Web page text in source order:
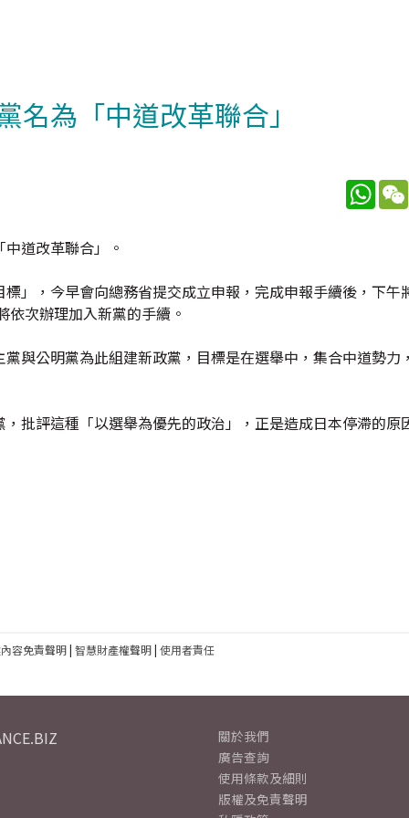
為「中道改革聯合」
道改革聯合」。
」，今早會向總務省提交成立申報，完成申報手續後，下午
次辦理加入新黨的手續。
與公明黨為此組建新政黨，目標是在選舉中，集合中道勢力
批評這種「以選舉為優先的政治」，正是造成日本停滯的原
容免責聲明| 智慧財產權聲明| 使用者責任
關於我們
廣告查詢
使用條款及細則
版權及免責聲明